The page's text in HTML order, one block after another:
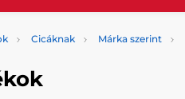
Cicáknak Márka szerint